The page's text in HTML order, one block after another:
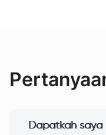
Dapatkah saya